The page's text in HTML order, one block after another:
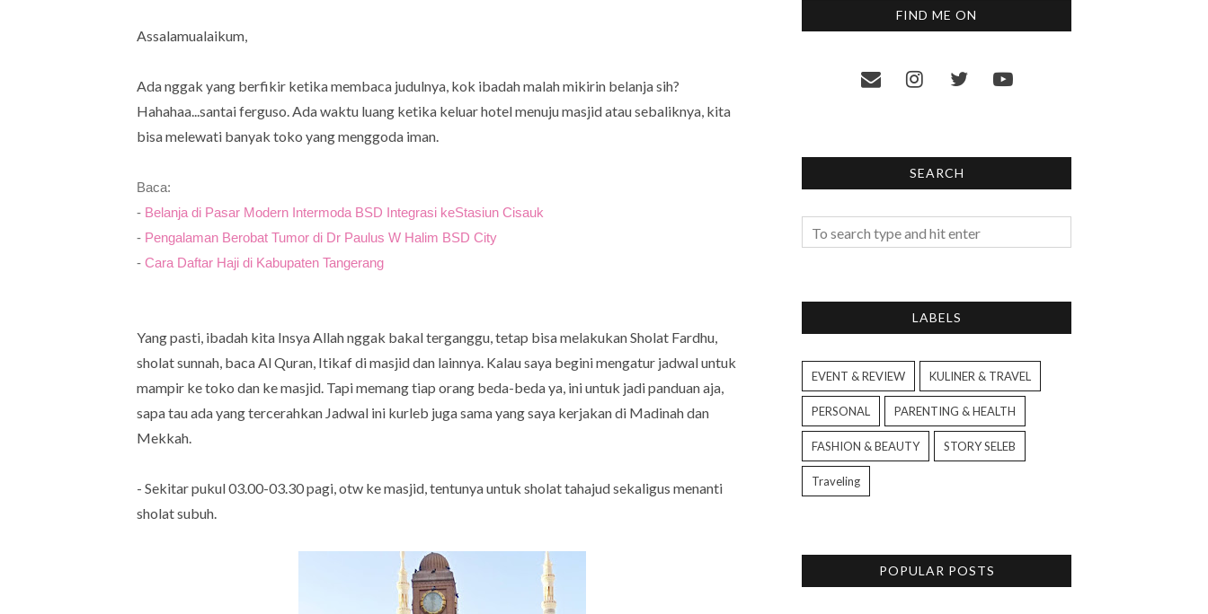
Assalamualaikum,
Ada nggak yang berfikir ketika membaca judulnya, kok ibadah malah mikirin belanja sih?
Hahahaa...santai ferguso. Ada waktu luang ketika keluar hotel menuju masjid atau sebaliknya, kita
bisa melewati banyak toko yang menggoda iman.
Baca:
- Belanja di Pasar Modern Intermoda BSD Integrasi keStasiun Cisauk
- Pengalaman Berobat Tumor di Dr Paulus W Halim BSD City
- Cara Daftar Haji di Kabupaten Tangerang
Yang pasti, ibadah kita Insya Allah nggak bakal terganggu, tetap bisa melakukan Sholat Fardhu,
sholat sunnah, baca Al Quran, Itikaf di masjid dan lainnya. Kalau saya begini mengatur jadwal untuk
mampir ke toko dan ke masjid. Tapi memang tiap orang beda-beda ya, ini untuk jadi panduan aja,
sapa tau ada yang tercerahkan Jadwal ini kurleb juga sama yang saya kerjakan di Madinah dan
Mekkah.
- Sekitar pukul 03.00-03.30 pagi, otw ke masjid, tentunya untuk sholat tahajud sekaligus menanti
sholat subuh.
FIND ME ON
SEARCH
LABELS
EVENT & REVIEW KULINER & TRAVEL
PERSONAL PARENTING & HEALTH
FASHION & BEAUTY STORY SELEB
Traveling
POPULAR POSTS